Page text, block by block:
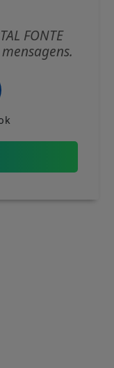
FONTE